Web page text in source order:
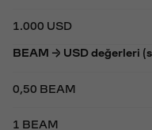
1.000 USD
BEAM → USD değerleri
0,50 BEAM
1 BEAM